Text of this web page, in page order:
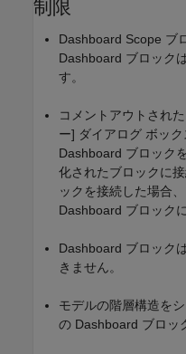
制限
Dashboard Scope ブ
Dashboard ブロック
す。
コメントアウトされ
ー] ダイアログ ボッ
Dashboard ブロック
化されたブロックに
ックを接続した場合
Dashboard ブロック
Dashboard ブロック
きません。
モデルの階層構造を
の Dashboard ブロッ